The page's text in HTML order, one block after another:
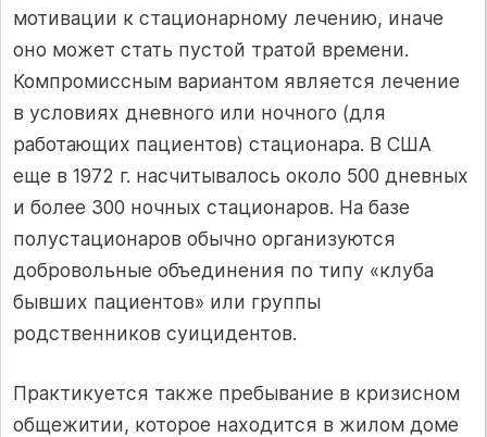
мотивации к стационарному лечению, иначе
оно может стать пустой тратой времени.
Компромиссным вариантом является лечение
в условиях дневного или ночного (для
работающих пациентов) стационара. В США
еще в 1972 г. насчитывалось около 500 дневных
и более 300 ночных стационаров. На базе
полустационаров обычно организуются
добровольные объединения по типу «клуба
бывших пациентов» или группы
родственников суицидентов.
Практикуется также пребывание в кризисном
общежитии, которое находится в жилом доме